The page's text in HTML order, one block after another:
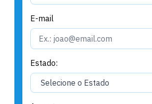
E-mail
Estado: